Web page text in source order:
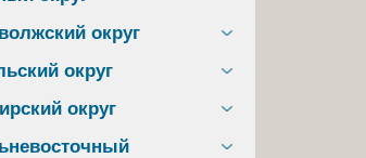
округ
округ
округ